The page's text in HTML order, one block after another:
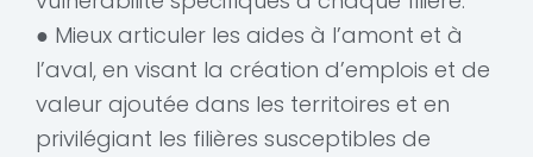
● Mieux articuler les aides à l’amont et à
l’aval, en visant la création d’emplois et de
valeur ajoutée dans les territoires et en
privilégiant les filières susceptibles de